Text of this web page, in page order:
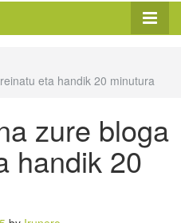
eta handik 20 minutura
zure bloga
handik 20